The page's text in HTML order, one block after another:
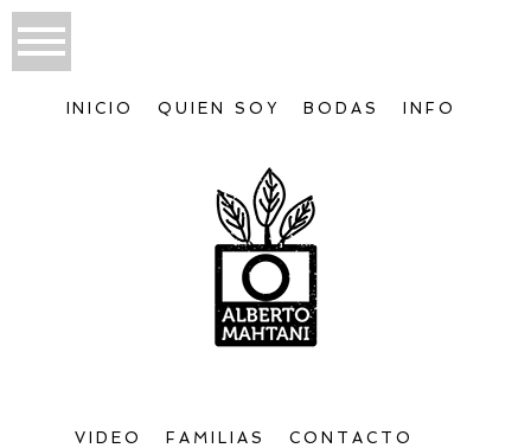
INICIO QUIEN SOY BODAS INFO
VIDEO FAMILIAS CONTACTO